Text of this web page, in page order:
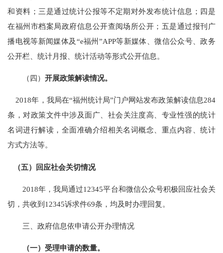
和资料；三是通过统计公报等不定期对外发布统计信息；四是
在福州市档案局政府信息公开查阅场所公开； 五是通过报刊广
播电视等新闻媒体及 “e福州 ”APP等新媒体、微信公众号、政务
公开栏、统计月报、统计活动等形式公开信息。
（四）开展政策解读情况。
2018年，我局在“福州统计局”门户网站发布政策解读信息284
条 ， 对政策文件中涉及面广、社会关注度高、专业性强的统计
名词进行解读，全面准确介绍相关名词概念、重点内容、统计
方式方法等。
（五）回应社会关切情况
2018年，我局通过12345平台和微信公众号积极回应社会关
切，共收到 12345诉求件69条，均及时办理回复。
三、政府信息依申请公开办理情况
（一）受理申请的数量。